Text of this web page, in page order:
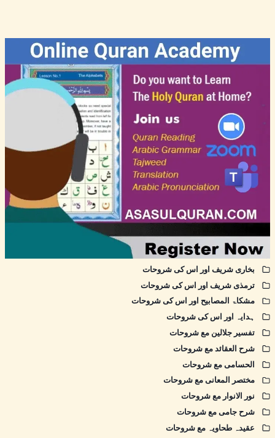
بخاری شریف اور اس کی شروحات
ترمذی شریف اور اس کی شروحات
مشکاۃ المصابیح اور اس کی شروحات
ہدایہ اور اس کی شروحات
تفسیر جلالین مع شروحات
شرح العقائد مع شروحات
الحسامی مع شروحات
مختصر المعانی مع شروحات
نور الانوار مع شروحات
شرح جامی مع شروحات
عقیدہ طحاویہ مع شروحات